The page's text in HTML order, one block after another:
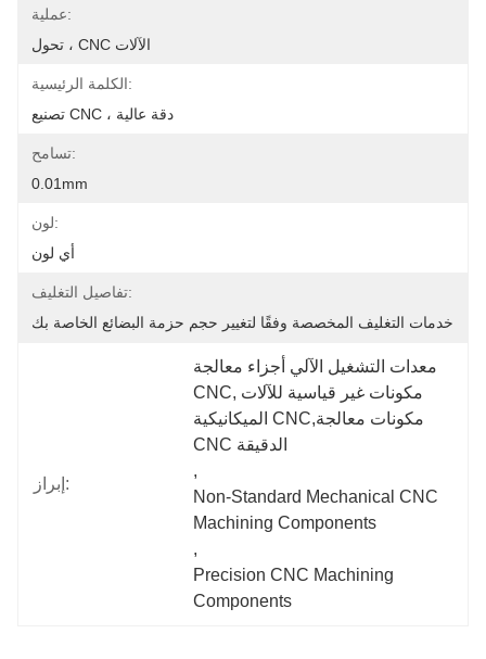
عملية:
تحول ، CNC الآلات
الكلمة الرئيسية:
تصنيع CNC ، دقة عالية
تسامح:
0.01mm
لون:
أي لون
تفاصيل التغليف:
خدمات التغليف المخصصة وفقًا لتغيير حجم حزمة البضائع الخاصة بك
إبراز:
معدات التشغيل الآلي أجزاء معالجة
CNC,مكونات غير قياسية للآلات
الميكانيكية CNC,مكونات معالجة
CNC الدقيقة
,
Non-Standard Mechanical CNC
Machining Components
,
Precision CNC Machining
Components